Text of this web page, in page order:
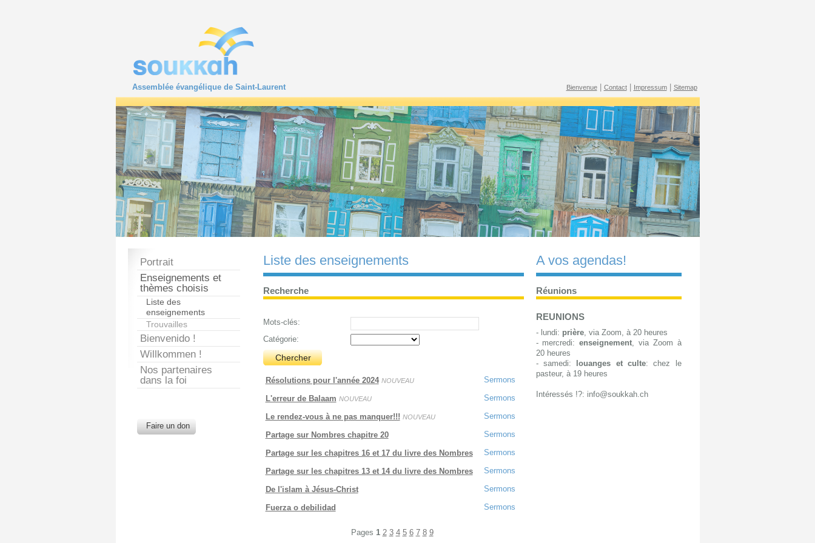
Bienvenue| Contact| Impressum| Sitemap
Assemblée évangélique de Saint-Laurent
A vos agendas!
Réunions
REUNIONS
- lundi: prière, via Zoom, à 20 heures
- mercredi:enseignement , via Zoom à
20 heures
- samedi: louanges et culte: chez le
pasteur, à 19 heures
Intéressés !?: info@soukkah.ch
Liste des enseignements
Recherche
Mots-clés:
Catégorie:
Résolutions pour l'année 2024 NOUVEAU Sermons
L'erreur de Balaam NOUVEAU Sermons
Le rendez-vous à ne pas manquer!!! NOUVEAU Sermons
Partage sur Nombres chapitre 20 Sermons
Partage sur les chapitres 16 et 17 du livre des Nombres Sermons
Partage sur les chapitres 13 et 14 du livre des Nombres Sermons
De l'islam à Jésus-Christ Sermons
Fuerza o debilidad Sermons
Pages 1 2 3 4 5 6 7 8 9
Portrait
Enseignements et
thèmes choisis
Liste des
enseignements
Trouvailles
Bienvenido !
Willkommen !
Nos partenaires
dans la foi
Faire un don